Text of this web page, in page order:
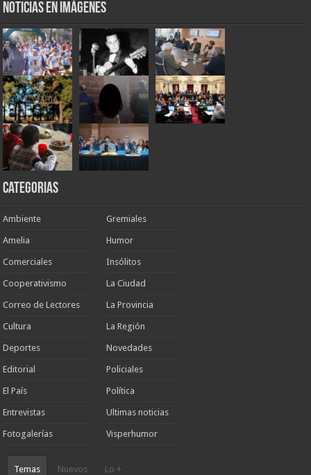
Noticias en Imágenes
Categorias
Ambiente
Amelia
Comerciales
Cooperativismo
Correo de Lectores
Cultura
Deportes
Editorial
El País
Entrevistas
Fotogalerías
Gremiales
Humor
Insólitos
La Ciudad
La Provincia
La Región
Novedades
Policiales
Política
Ultimas noticias
Visperhumor
Temas Nuevos Lo +